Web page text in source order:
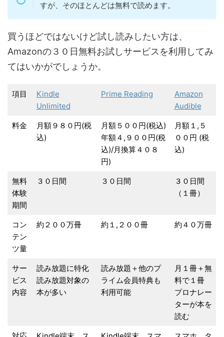
すが、そのほとんどは無料で読めます。
買うほどではないけど試し読みしたい方は、
Amazonの３０日無料お試しサービスを利用してみ
てはいかがでしょうか。
項目
Kindle
Unlimited
Prime Reading
Amazon
Audible
料金
月額９８０円(税
込)
月額５００円(税込)
年額４,９００円(税
込)/月換算４０８
円)
月額１,５
００円 (税
込)
無料
体験
期間
３０日間 ３０日間
３０日間
（１冊）
コン
テン
ツ量
約２００万冊 約１,２００冊 約４０万冊
サー
ビス
内容
読み放題に特化
読み放題対象の
本が多い
読み放題＋他のプ
ライム会員特典も
利用可能
月１冊＋無
料で１冊
プロナレー
ターが本を
読む